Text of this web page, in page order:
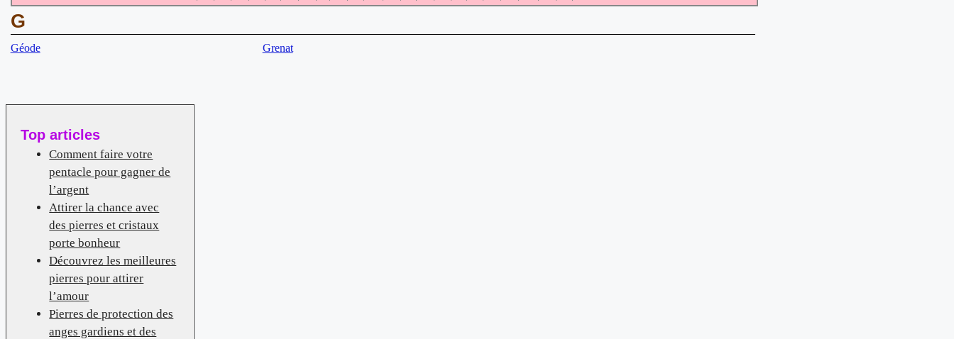
G
Géode Grenat
Top articles
Comment faire votre
pentacle pour gagner de
l’argent
Attirer la chance avec
des pierres et cristaux
porte bonheur
Découvrez les meilleures
pierres pour attirer
l’amour
Pierres de protection des
anges gardiens et des